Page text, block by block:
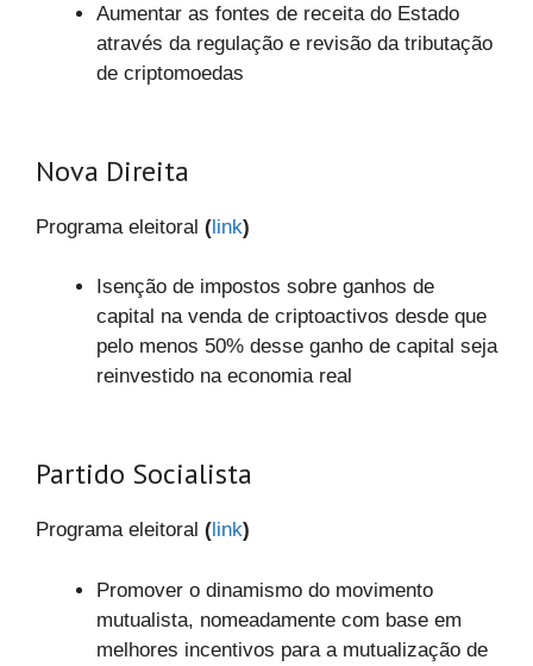
Aumentar as fontes de receita do Estado
através da regulação e revisão da tributação
de criptomoedas
Nova Direita
Programa eleitoral (link)
Isenção de impostos sobre ganhos de
capital na venda de criptoactivos desde que
pelo menos 50% desse ganho de capital seja
reinvestido na economia real
Partido Socialista
Programa eleitoral ( link)
Promover o dinamismo do movimento
mutualista, nomeadamente com base em
melhores incentivos para a mutualização de